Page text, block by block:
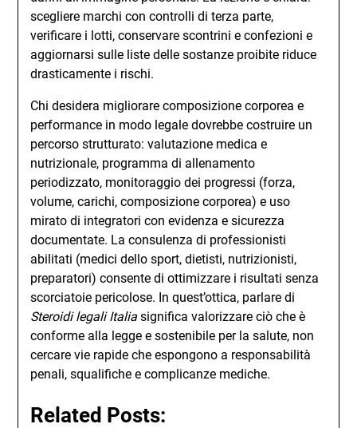
scegliere marchi con controlli di terza parte,
verificare i lotti, conservare scontrini e confezioni e
aggiornarsi sulle liste delle sostanze proibite riduce
drasticamente i rischi.
Chi desidera migliorare composizione corporea e
performance in modo legale dovrebbe costruire un
percorso strutturato: valutazione medica e
nutrizionale, programma di allenamento
periodizzato, monitoraggio dei progressi (forza,
volume, carichi, composizione corporea) e uso
mirato di integratori con evidenza e sicurezza
documentate. La consulenza di professionisti
abilitati (medici dello sport, dietisti, nutrizionisti,
preparatori) consente di ottimizzare i risultati senza
scorciatoie pericolose. In quest’ottica, parlare di
Steroidi legali Italia significa valorizzare ciò che è
conforme alla legge e sostenibile per la salute, non
cercare vie rapide che espongono a responsabilità
penali, squalifiche e complicanze mediche.
Related Posts: